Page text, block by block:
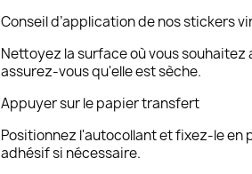
Conseil d’application de nos stickers
Nettoyez la surface où vous
assurez-vous qu'elle est sèche.
Appuyer sur le papier transfert
Positionnez l'autocollant et fixez-le en
adhésif si nécessaire.